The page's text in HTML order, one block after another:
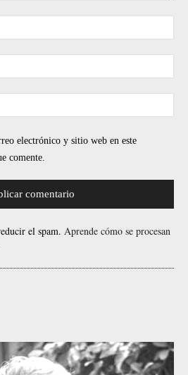
electrónico y sitio web en este
comente.
el spam. Aprende cómo se procesan